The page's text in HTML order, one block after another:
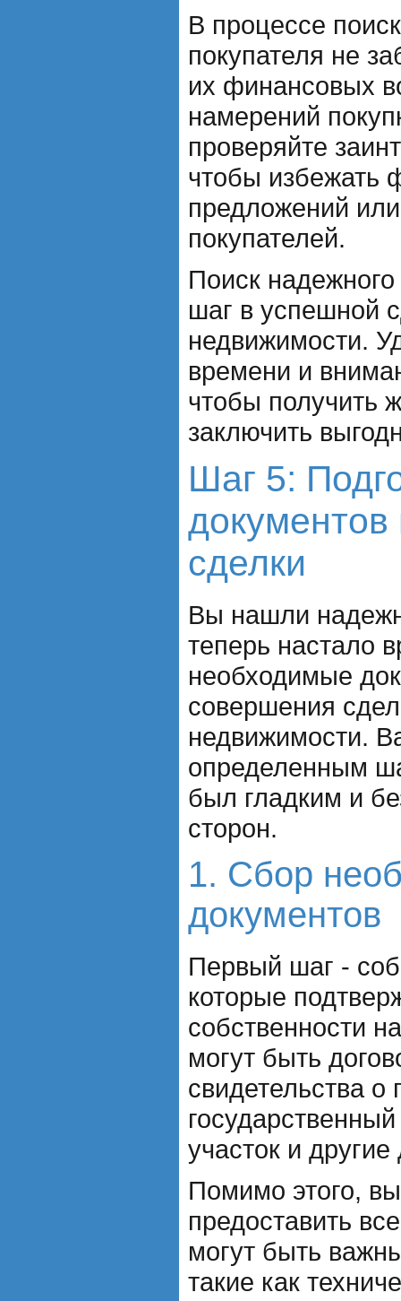
В процессе
покупателя не
их финансовых
намерений
проверяйте
чтобы избежать
предложений
покупателей.
Поиск
шаг в успешной
недвижимости.
времени и
чтобы получить
заключить
Шаг 5:
сделки
Вы нашли
теперь настало
необходимые
совершения
недвижимости.
определенным
был гладким и
сторон.
1. Сбор
документов
Первый шаг -
которые
собственности
могут быть
свидетельства о
участок и
Помимо этого,
предоставить
могут быть
такие как